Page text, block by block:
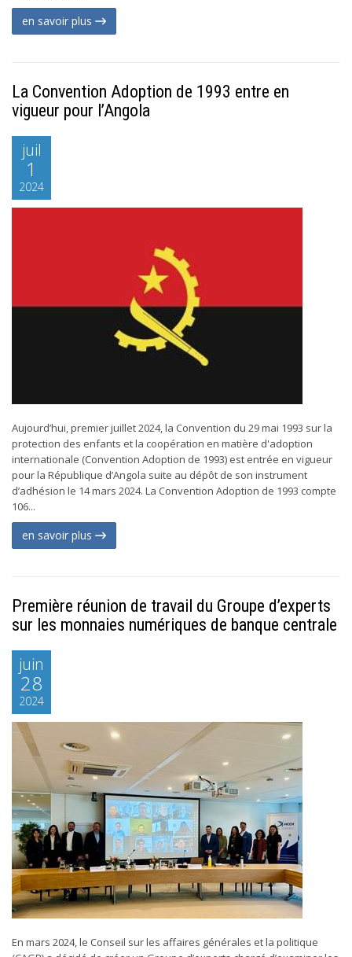
en savoir plus
La Convention Adoption de 1993 entre en
vigueur pour l’Angola
juil
1
2024
Aujourd’hui, premier juillet 2024, la Convention du 29 mai 1993 sur la
protection des enfants et la coopération en matière d'adoption
internationale (Convention Adoption de 1993) est entrée en vigueur
pour la République d’Angola suite au dépôt de son instrument
d’adhésion le 14 mars 2024. La Convention Adoption de 1993 compte
106...
en savoir plus
Première réunion de travail du Groupe d’experts
sur les monnaies numériques de banque centrale
juin
28
2024
En mars 2024, le Conseil sur les affaires générales et la politique